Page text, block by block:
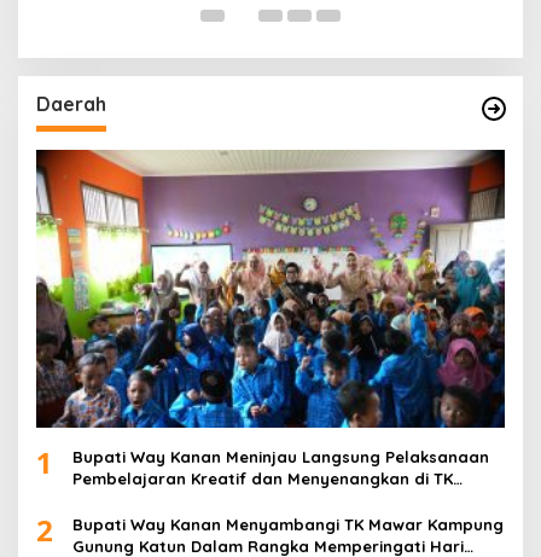
Daerah
1
Bupati Way Kanan Meninjau Langsung Pelaksanaan
Pembelajaran Kreatif dan Menyenangkan di TK
2
Bupati Way Kanan Menyambangi TK Mawar Kampung
Gunung Katun Dalam Rangka Memperingati Hari